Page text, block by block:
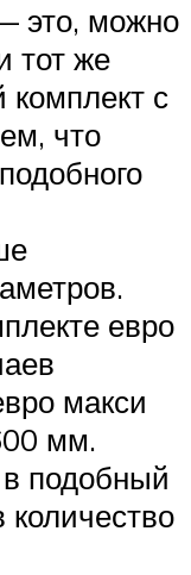
это, можно
тот же
с
что
евро
макси
мм.
подобный
количество